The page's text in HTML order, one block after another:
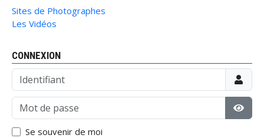
Sites de Photographes
Les Vidéos
CONNEXION
Identifiant
Mot de passe
Se souvenir de moi